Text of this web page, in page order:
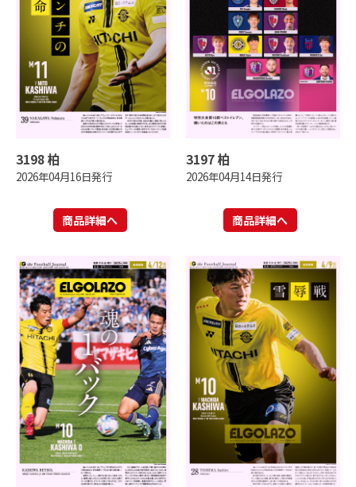
3198 柏
2026年04月16日発行
商品詳細へ
3197 柏
2026年04月14日発行
商品詳細へ